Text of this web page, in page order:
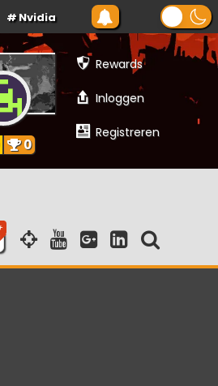
Nvidia
Rewards
Inloggen
Registreren
0